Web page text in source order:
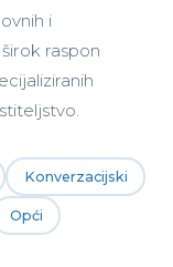
i
raspon
Konverzacijski
Opći